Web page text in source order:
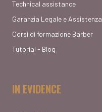
Technical assistance
Garanzia Legale e Assistenza
Corsi di formazione Barber
Tutorial - Blog
IN EVIDENCE